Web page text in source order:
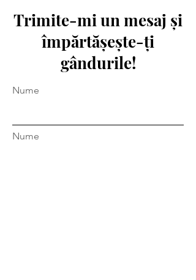
Trimite-mi un mesaj și
împărtășește-ți
gândurile!
Nume
Nume